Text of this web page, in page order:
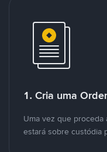
1. Cria uma
Uma vez que proceda
estará sobre custódia